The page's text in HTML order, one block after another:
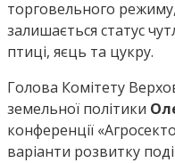
торговельного
залишається статус
птиці, яєць та цукру.
Голова Комітету
земельної політики
конференції
варіанти розвитку